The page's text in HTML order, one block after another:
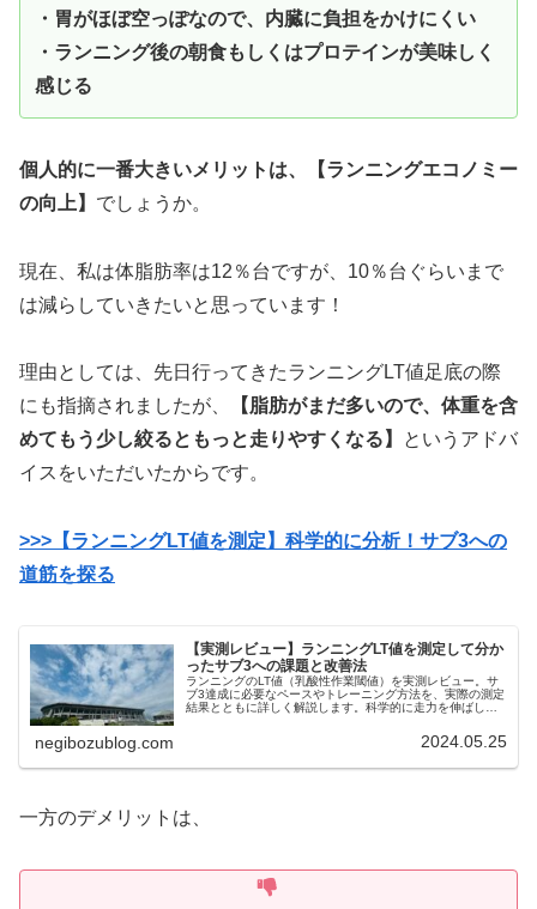
・胃がほぼ空っぽなので、内臓に負担をかけにくい
・ランニング後の朝食もしくはプロテインが美味しく
感じる
個人的に一番大きいメリットは、【ランニングエコノミー
の向上】 でしょうか。
現在、私は体脂肪率は12％台ですが、10％台ぐらいまで
は減らしていきたいと思っています！
理由としては、先日行ってきたランニングLT値足底の際
にも指摘されましたが、
【脂肪がまだ多いので、体重を含
めてもう少し絞るともっと走りやすくなる】
というアドバ
イスをいただいたからです。
>>>【ランニングLT値を測定】科学的に分析！サブ3への
道筋を探る
【実測レビュー】ランニングLT値を測定して分か
ったサブ3への課題と改善法
ランニングのLT値（乳酸性作業閾値）を実測レビュー。サ
ブ3達成に必要なペースやトレーニング方法を、実際の測定
結果とともに詳しく解説します。科学的に走力を伸ばした
negibozublog.com 2024.05.25
一方のデメリットは、